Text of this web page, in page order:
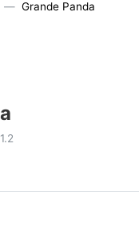
Grande Panda